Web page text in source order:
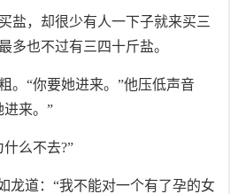
盐，却很少有人一下子就来买三
多也不过有三四十斤盐。
。“你要她进来。”他压低声音
进来。”
么不去?”
龙道：“我不能对一个有了孕的女